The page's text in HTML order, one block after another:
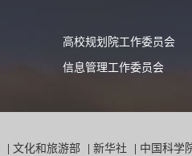
高校规划院工作委员会
信息管理工作委员会
文化和旅游部 新华社 中国科学